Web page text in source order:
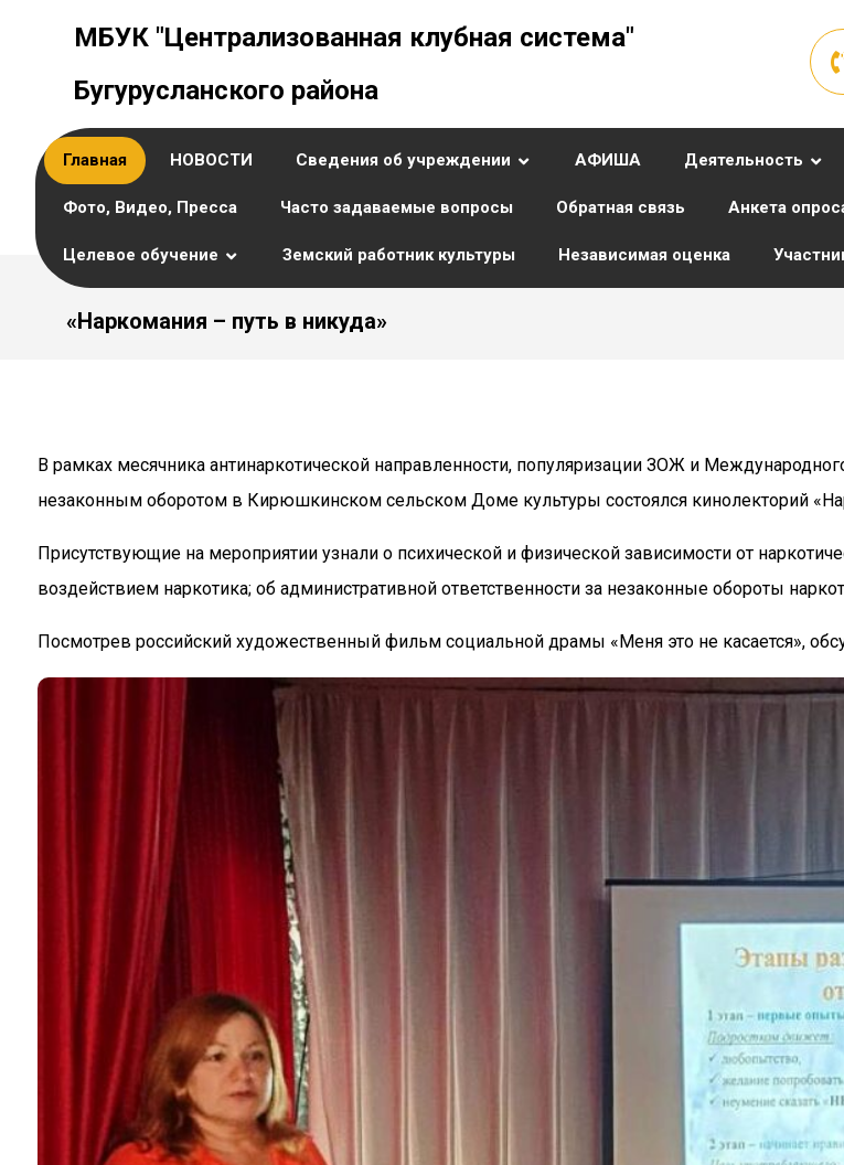
МБУК "Централизованная клубная система"
Бугурусланского района
Главная НОВОСТИ Сведения об учреждении АФИША Деятельность
Фото, Видео, Пресса Часто задаваемые вопросы Обратная связь Анкета
Целевое обучение Земский работник культуры Независимая оценка
«Наркомания – путь в никуда»
В рамках месячника антинаркотической направленности, популяризации ЗОЖ и
незаконным оборотом в Кирюшкинском сельском Доме культуры состоялся кинолекторий
Присутствующие на мероприятии узнали о психической и физической зависимости от
воздействием наркотика; об административной ответственности за незаконные обороты
Посмотрев российский художественный фильм социальной драмы «Меня это не касается»,